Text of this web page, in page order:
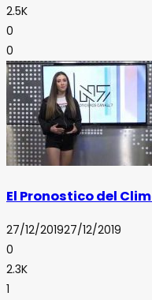
2.5K
0
0
El Pronostico del
27/12/201927/12/2019
0
2.3K
1